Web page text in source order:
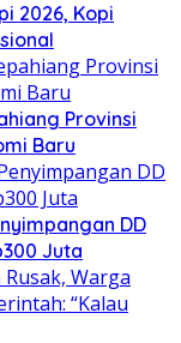
2026, Kopi
Provinsi
Baru
DD
Juta